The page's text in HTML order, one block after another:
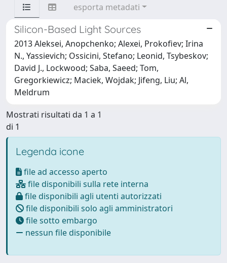
esporta metadati
Silicon-Based Light Sources
2013 Aleksei, Anopchenko; Alexei, Prokofiev; Irina
N., Yassievich; Ossicini, Stefano; Leonid, Tsybeskov;
David J., Lockwood; Saba, Saeed; Tom,
Gregorkiewicz; Maciek, Wojdak; Jifeng, Liu; Al,
Meldrum
Mostrati risultati da 1 a 1
di 1
Legenda icone
file ad accesso aperto
file disponibili sulla rete interna
file disponibili agli utenti autorizzati
file disponibili solo agli amministratori
file sotto embargo
nessun file disponibile